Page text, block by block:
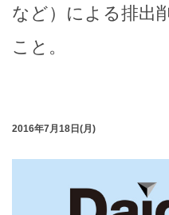
など）による排出
こと。
2016年7月18日(月)